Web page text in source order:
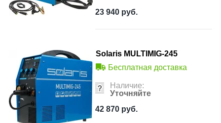
23 940 руб.
Solaris MULTIMIG-245
Бесплатная доставка
Наличие:
Уточняйте
42 870 руб.